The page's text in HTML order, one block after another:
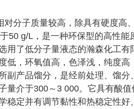
对分子质量较高，除具有硬度高
50 g/L，是一种环保型的高性
用了低分子量液态的瀚森化工
低，环氧值高，色泽浅，纯度
副产品馏分，是经前处理、馏
量介于300～3 000。它具有酸
稳定并有调节黏性和热稳定性